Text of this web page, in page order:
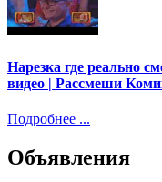
Нарезка где реально
видео | Рассмеши
Подробнее ...
Объявления